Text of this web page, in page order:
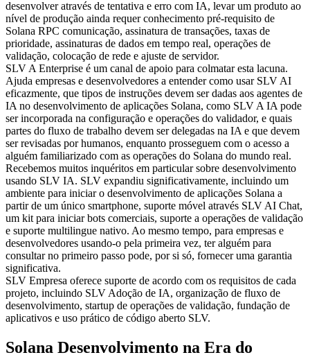
desenvolver através de tentativa e erro com IA, levar um produto ao
nível de produção ainda requer conhecimento pré-requisito de
Solana RPC comunicação, assinatura de transações, taxas de
prioridade, assinaturas de dados em tempo real, operações de
validação, colocação de rede e ajuste de servidor.
SLV A Enterprise é um canal de apoio para colmatar esta lacuna.
Ajuda empresas e desenvolvedores a entender como usar SLV AI
eficazmente, que tipos de instruções devem ser dadas aos agentes de
IA no desenvolvimento de aplicações Solana, como SLV A IA pode
ser incorporada na configuração e operações do validador, e quais
partes do fluxo de trabalho devem ser delegadas na IA e que devem
ser revisadas por humanos, enquanto prosseguem com o acesso a
alguém familiarizado com as operações do Solana do mundo real.
Recebemos muitos inquéritos em particular sobre desenvolvimento
usando SLV IA. SLV expandiu significativamente, incluindo um
ambiente para iniciar o desenvolvimento de aplicações Solana a
partir de um único smartphone, suporte móvel através SLV AI Chat,
um kit para iniciar bots comerciais, suporte a operações de validação
e suporte multilingue nativo. Ao mesmo tempo, para empresas e
desenvolvedores usando-o pela primeira vez, ter alguém para
consultar no primeiro passo pode, por si só, fornecer uma garantia
significativa.
SLV Empresa oferece suporte de acordo com os requisitos de cada
projeto, incluindo SLV Adoção de IA, organização de fluxo de
desenvolvimento, startup de operações de validação, fundação de
aplicativos e uso prático de código aberto SLV.
Solana Desenvolvimento na Era do